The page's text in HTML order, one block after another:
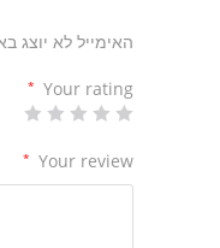
האימייל לא יוצג
Your rating
*
Your review
*